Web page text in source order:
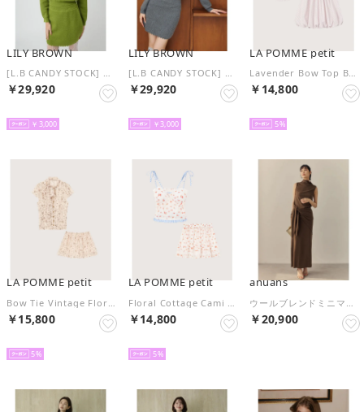
LILY BROWN
[L.B CANDY STOCK] エンブロイダリービブカラーニットセット （GRN）
￥29,920
￥3,000
LILY BROWN
[L.B CANDY STOCK] エンブロイダリービブカラーニットセット （GRY）
￥29,920
￥3,000
LA POMME petit
Lavender Bow Top Bubble Skirt Set Up/ラベンダーリボン付きトップスバブルスカートセットアップ （Purple）
￥14,800
5
LA POMME petit
￥15,800
5
LA POMME petit
￥14,800
5
anuans
￥20,900